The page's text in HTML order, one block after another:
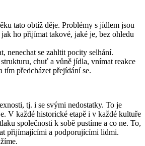
tato obtíž děje. Problémy s jídlem jsou
ho přijímat takové, jaké je, bez ohledu
nenechat se zahltit pocity selhání.
chuť a vůně jídla, vnímat reakce
tím předcházet přejídání se.
tj. i se svými nedostatky. To je
V každé historické etapě i v každé kultuře
společnosti k sobě pustíme a co ne. To,
přijímajícími a podporujícími lidmi.